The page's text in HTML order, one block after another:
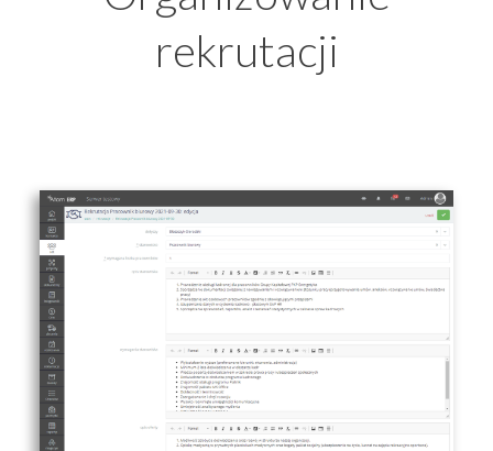
rekrutacji